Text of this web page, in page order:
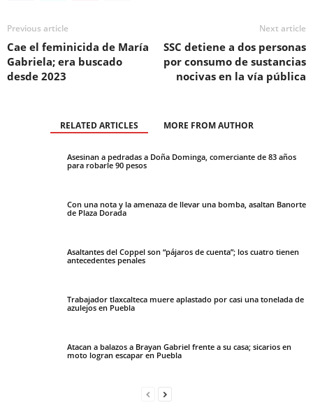
Previous article
Cae el feminicida de María
Gabriela; era buscado
desde 2023
Next article
SSC detiene a dos personas
por consumo de sustancias
nocivas en la vía pública
RELATED ARTICLES MORE FROM AUTHOR
Asesinan a pedradas a Doña Dominga, comerciante de 83 años
para robarle 90 pesos
Con una nota y la amenaza de llevar una bomba, asaltan Banorte
de Plaza Dorada
Asaltantes del Coppel son “pájaros de cuenta”; los cuatro tienen
antecedentes penales
Trabajador tlaxcalteca muere aplastado por casi una tonelada de
azulejos en Puebla
Atacan a balazos a Brayan Gabriel frente a su casa; sicarios en
moto logran escapar en Puebla